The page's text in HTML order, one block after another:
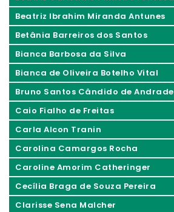
Beatriz Ibrahim Miranda Antunes
Betânia Barreiros dos Santos
Bianca Barbosa da Silva
Bianca de Oliveira Botelho Vital
Bruno Santos Cândido de Andrade
Caio Fialho de Freitas
Carla Alcon Tranin
Carolina Camargos Rocha
Caroline Amorim Catheringer
Cecília Braga de Souza Pereira
Clarisse Sena Malcher